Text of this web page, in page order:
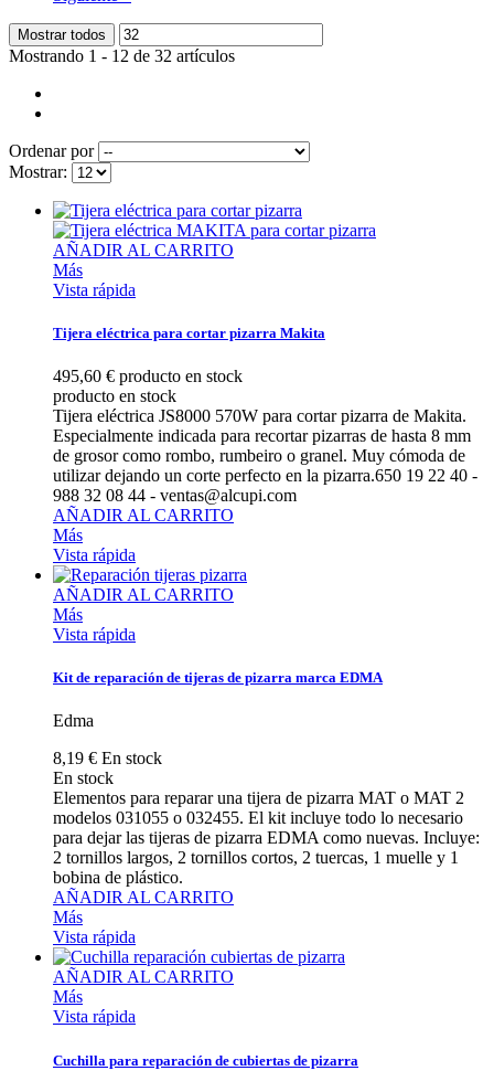
Mostrar todos
Mostrando 1 - 12 de 32 artículos
Ordenar por
Mostrar:
AÑADIR AL CARRITO
Más
Vista rápida
Tijera eléctrica para cortar pizarra Makita
495,60 € producto en stock
producto en stock
Tijera eléctrica JS8000 570W para cortar pizarra de Makita.
Especialmente indicada para recortar pizarras de hasta 8 mm
de grosor como rombo, rumbeiro o granel. Muy cómoda de
utilizar dejando un corte perfecto en la pizarra.650 19 22 40 -
988 32 08 44 - ventas@alcupi.com
AÑADIR AL CARRITO
Más
Vista rápida
AÑADIR AL CARRITO
Más
Vista rápida
Kit de reparación de tijeras de pizarra marca EDMA
Edma
8,19 € En stock
En stock
Elementos para reparar una tijera de pizarra MAT o MAT 2
modelos 031055 o 032455. El kit incluye todo lo necesario
para dejar las tijeras de pizarra EDMA como nuevas. Incluye:
2 tornillos largos, 2 tornillos cortos, 2 tuercas, 1 muelle y 1
bobina de plástico.
AÑADIR AL CARRITO
Más
Vista rápida
AÑADIR AL CARRITO
Más
Vista rápida
Cuchilla para reparación de cubiertas de pizarra